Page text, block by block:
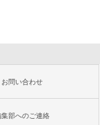
お問い合わせ
集部へのご連絡